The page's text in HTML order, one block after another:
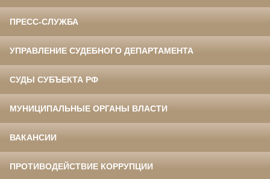
ПРЕСС-СЛУЖБА
УПРАВЛЕНИЕ СУДЕБНОГО ДЕПАРТАМЕНТА
СУДЫ СУБЪЕКТА РФ
МУНИЦИПАЛЬНЫЕ ОРГАНЫ ВЛАСТИ
ВАКАНСИИ
ПРОТИВОДЕЙСТВИЕ КОРРУПЦИИ